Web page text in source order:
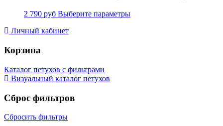
2 790 руб Выберите параметры
Личный кабинет
Корзина
Каталог петухов с фильтрами
Визуальный каталог петухов
Сброс фильтров
Сбросить фильтры